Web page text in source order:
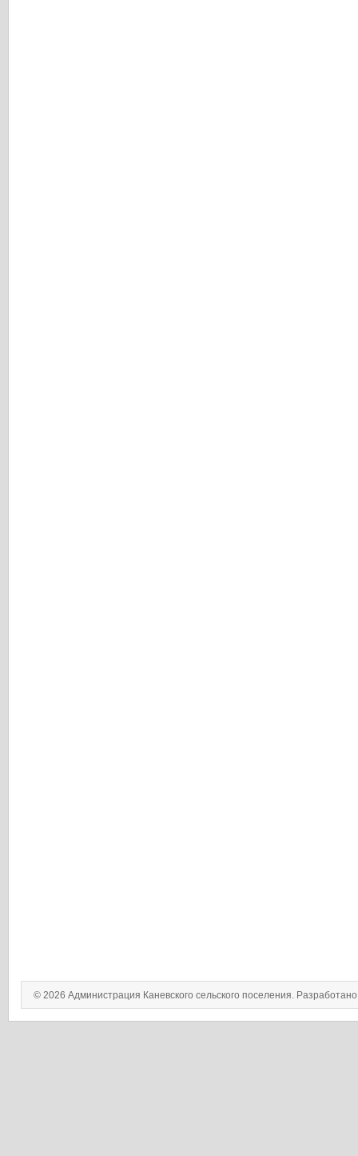
© 2026 Администрация Каневского сельского поселения.